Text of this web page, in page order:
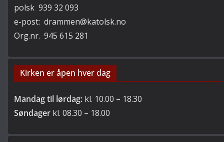
polsk 939 32 093
e-post: drammen@katolsk.no
Org.nr. 945 615 281
Kirken er åpen hver dag
Mandag til lørdag: kl. 10.00 – 18.30
Søndager kl. 08.30 – 18.00